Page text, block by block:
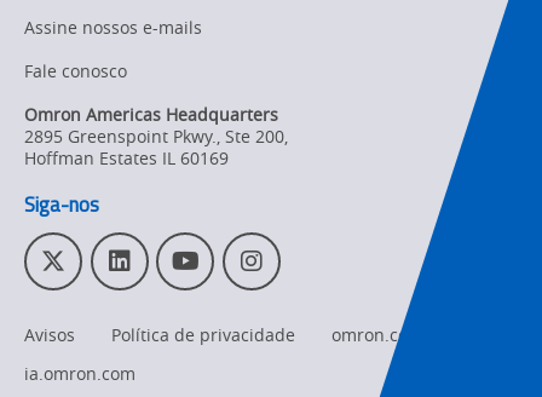
Changes
Product
Discontinuation
Pricing
Supply
Chain/Demand
Assine nossos e-mails
Fale conosco
Omron Americas Headquarters
2895 Greenspoint Pkwy., Ste 200,
Hoffman Estates IL 60169
Siga-nos
T
w
t
t
L
i
n
k
e
Y
o
u
T
I
n
s
t
Avisos Política de privacidade
omron.com
ia.omron.com